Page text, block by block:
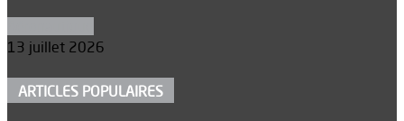
13 juillet 2026
ARTICLES POPULAIRES